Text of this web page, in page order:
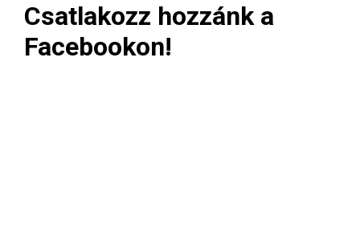
Csatlakozz hozzánk a
Facebookon!